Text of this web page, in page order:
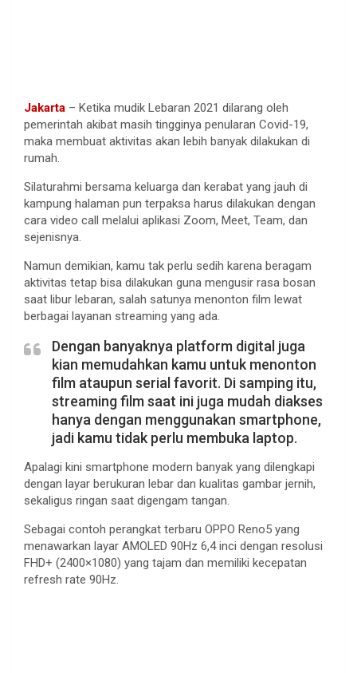
Jakarta – Ketika mudik Lebaran 2021 dilarang oleh
pemerintah akibat masih tingginya penularan Covid-19,
maka membuat aktivitas akan lebih banyak dilakukan di
rumah.
Silaturahmi bersama keluarga dan kerabat yang jauh di
kampung halaman pun terpaksa harus dilakukan dengan
cara video call melalui aplikasi Zoom, Meet, Team, dan
sejenisnya.
Namun demikian, kamu tak perlu sedih karena beragam
aktivitas tetap bisa dilakukan guna mengusir rasa bosan
saat libur lebaran, salah satunya menonton film lewat
berbagai layanan streaming yang ada.
Dengan banyaknya platform digital juga
kian memudahkan kamu untuk menonton
film ataupun serial favorit. Di samping itu,
streaming film saat ini juga mudah diakses
hanya dengan menggunakan smartphone,
jadi kamu tidak perlu membuka laptop.
Apalagi kini smartphone modern banyak yang dilengkapi
dengan layar berukuran lebar dan kualitas gambar jernih,
sekaligus ringan saat digengam tangan.
Sebagai contoh perangkat terbaru OPPO Reno5 yang
menawarkan layar AMOLED 90Hz 6,4 inci dengan resolusi
FHD+ (2400×1080) yang tajam dan memiliki kecepatan
refresh rate 90Hz.